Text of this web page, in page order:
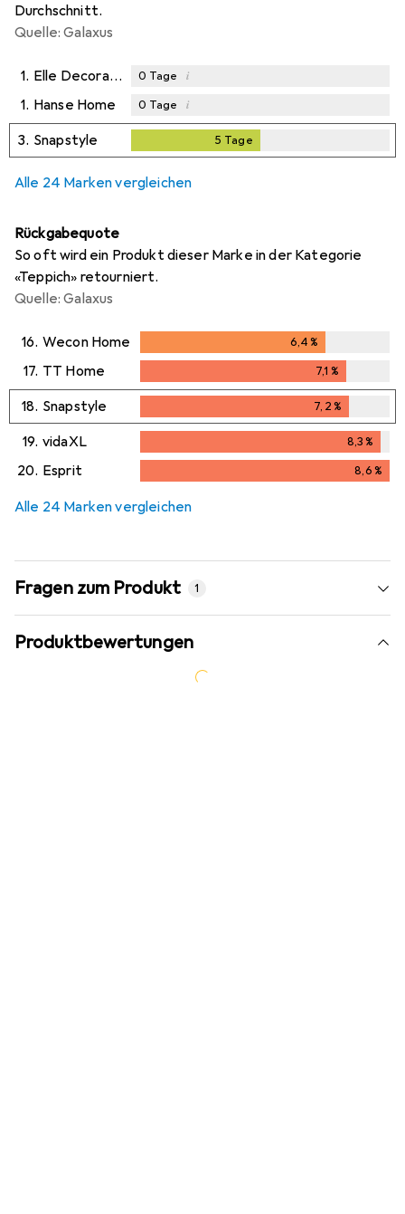
Durchschnitt.
Quelle: Galaxus
1. Elle Decoration 0 Tage i
1. Hanse Home 0 Tage i
3. Snapstyle 5 Tage
Alle 24 Marken vergleichen
Rückgabequote
So oft wird ein Produkt dieser Marke in der Kategorie
«Teppich» retourniert.
Quelle: Galaxus
16. Wecon Home 6,4%
17. TT Home 7,1 %
18. Snapstyle 7,2%
7,2%
19. vidaXL 8,3%
8,3%
20. Esprit 8,6%
Alle 24 Marken vergleichen
Fragen zum Produkt 1
Produktbewertungen